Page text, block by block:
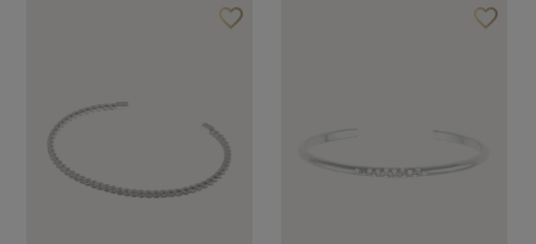
favorite_borderAjouter à vos favoris favorite_borderAjouter